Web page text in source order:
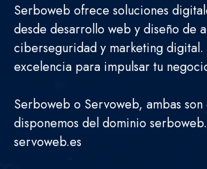
Serboweb ofrece soluciones
desde desarrollo web y diseño de
ciberseguridad y marketing digital.
excelencia para impulsar tu
Serboweb o Servoweb, ambas
disponemos del dominio
servoweb.es